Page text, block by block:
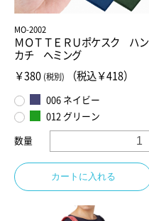
MO-2002
ＭＯＴＴＥＲＵポケスク ハン
カチ ヘミング
￥380 (税別) （税込￥418）
006 ネイビー
012 グリーン
数量
カートに入れる